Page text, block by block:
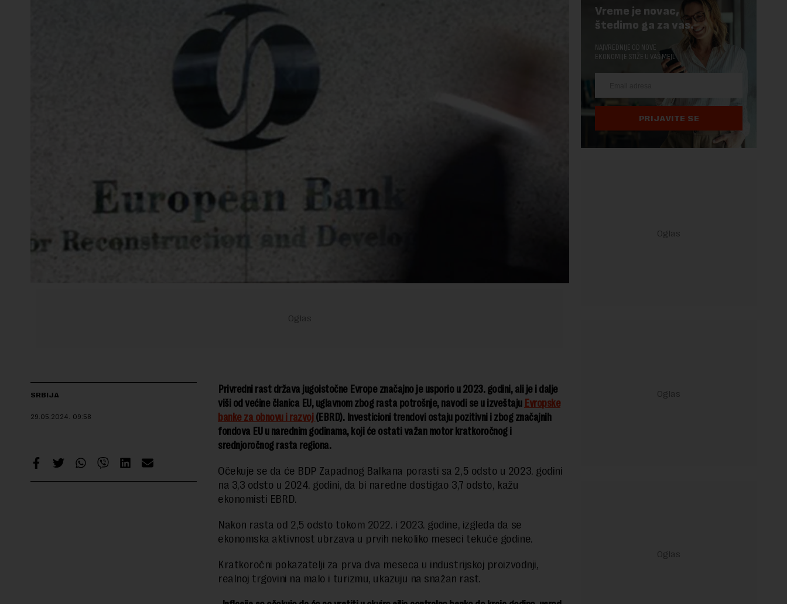
SRBIJA
29.05.2024. 09:58
Privredni rast država jugoistočne Evrope značajno je usporio u 2023. godini, ali je i dalje
viši od većine članica EU, uglavnom zbog rasta potrošnje, navodi se u izveštaju Evropske
banke za obnovu i razvoj (EBRD). Investicioni trendovi ostaju pozitivni i zbog značajnih
fondova EU u narednim godinama, koji će ostati važan motor kratkoročnog i
srednjoročnog rasta regiona.
Očekuje se da će BDP Zapadnog Balkana porasti sa 2,5 odsto u 2023. godini
na 3,3 odsto u 2024. godini, da bi naredne dostigao 3,7 odsto, kažu
ekonomisti EBRD.
Nakon rasta od 2,5 odsto tokom 2022. i 2023. godine, izgleda da se
ekonomska aktivnost ubrzava u prvih nekoliko meseci tekuće godine.
Kratkoročni pokazatelji za prva dva meseca u industrijskoj proizvodnji,
realnoj trgovini na malo i turizmu, ukazuju na snažan rast.
Vreme je novac,
štedimo ga za vas.
NAJVREDNIJE OD NOVE
EKONOMIJE STIŽE U VAŠ MEJL.
PRIJAVITE SE